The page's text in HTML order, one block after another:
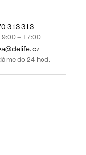
313 313
9:00 – 17:00
do 24 hod.